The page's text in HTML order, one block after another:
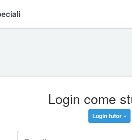
Login come
Login tutor »